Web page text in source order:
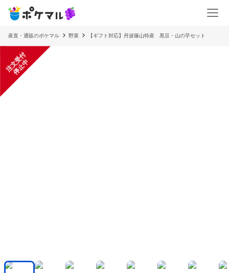
産直・通販のポケマル 野菜 【ギフト対応】丹波篠山特産 黒豆・山の芋セット
注
文
受
付
停
止
中